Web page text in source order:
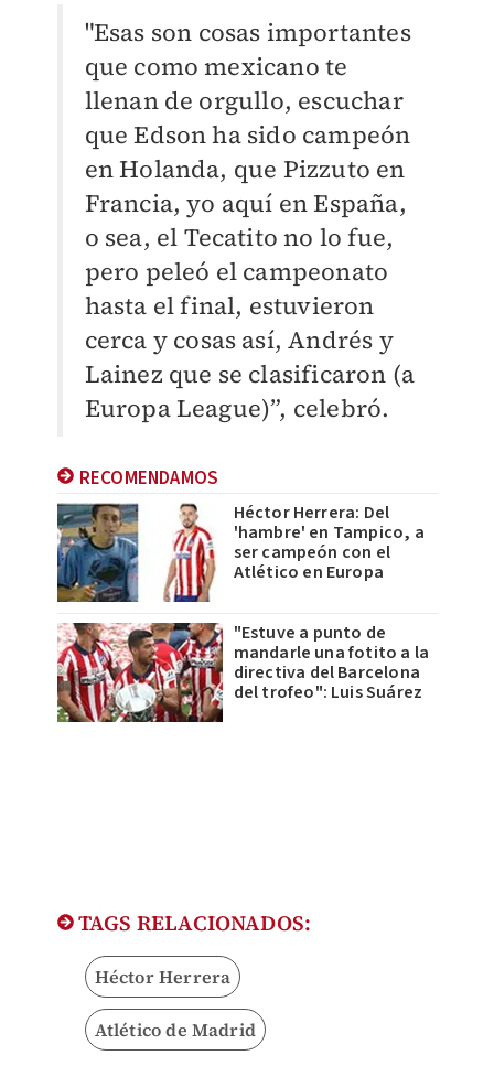
"Esas son cosas importantes
que como mexicano te
llenan de orgullo, escuchar
que Edson ha sido campeón
en Holanda, que Pizzuto en
Francia, yo aquí en España,
o sea, el Tecatito no lo fue,
pero peleó el campeonato
hasta el final, estuvieron
cerca y cosas así, Andrés y
Lainez que se clasificaron (a
Europa League)”, celebró.
RECOMENDAMOS
Héctor Herrera: Del
'hambre' en Tampico, a
ser campeón con el
Atlético en Europa
"Estuve a punto de
mandarle una fotito a la
directiva del Barcelona
del trofeo": Luis Suárez
TAGS RELACIONADOS:
Héctor Herrera
Atlético de Madrid